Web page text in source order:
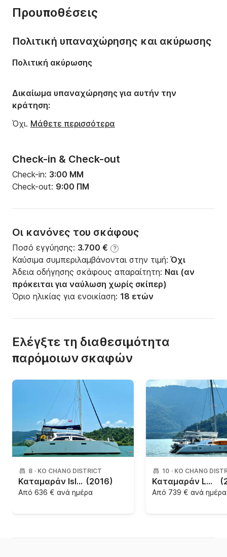
Αριθμός κλινών:8
Βύθισμα:1.2m
Ισχύς κινητήρα:
Προυποθέσεις
Check-in & Check-out
Check-in: 3:00 ΜΜ
Check-out: 9:00 ΠΜ
Οι κανόνες του σκάφους
Ποσό εγγύησης: 3.700 € ?
Καύσιμα συμπεριλαμβάνονται στην τιμή:Όχι
Άδεια οδήγησης σκάφους απαραίτητη: Ναι (αν
πρόκειται για ναύλωση χωρίς σκίπερ)
Όριο ηλικίας για ενοικίαση: 18 ετών
Πολιτική υπαναχώρησης και ακύρωσης
Πολιτική ακύρωσης
Δικαίωμα υπαναχώρησης για αυτήν την
κράτηση:
Όχι. Μάθετε περισσότερα
Ελέγξτε τη διαθεσιμότητα
παρόμοιων σκαφών
8 · KO CHANG DISTRICT
Καταμαράν Island Spirit Island Spirit 380 11.58m (2016)
Από 636 € ανά ημέρα
10 · KO CHANG
Καταμαράν Lagoon-Bénéteau Lagoon 380 - 4 + 2 cab. 11.55m
Από 739 € ανά ημέρα